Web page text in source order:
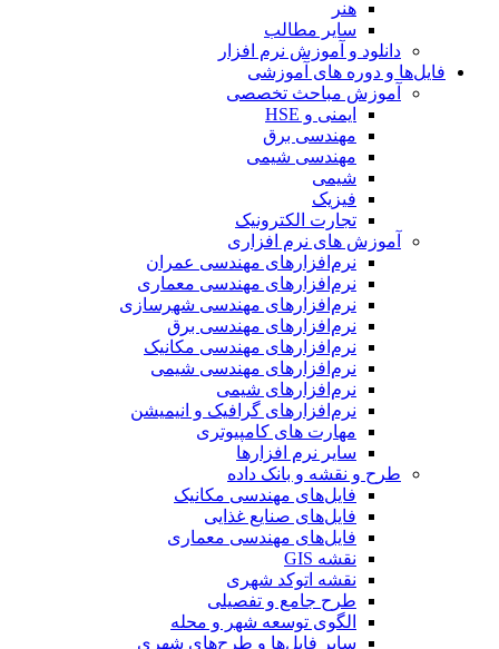
هنر
سایر مطالب
دانلود و آموزش نرم افزار
فایل‌ها و دوره های آموزشی
آموزش مباحث تخصصی
ایمنی و HSE
مهندسی برق
مهندسی شیمی
شیمی
فیزیک
تجارت الکترونیک
آموزش های نرم افزاری
نرم‌افزارهای مهندسی عمران
نرم‌افزارهای مهندسی معماری
نرم‌افزارهای مهندسی شهرسازی
نرم‌افزارهای مهندسی برق
نرم‌افزارهای مهندسی مکانیک
نرم‌افزارهای مهندسی شیمی
نرم‌افزارهای شیمی
نرم‌افزارهای گرافیک و انیمیشن
مهارت های کامپیوتری
سایر نرم افزارها
طرح و نقشه و بانک داده
فایل‌های مهندسی مکانیک
فایل‌های صنایع غذایی
فایل‌های مهندسی معماری
نقشه GIS
نقشه اتوکد شهری
طرح جامع و تفصیلی
الگوی توسعه شهر و محله
سایر فایل‌ها و طرح‌های شهری